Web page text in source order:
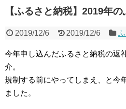
【ふるさと納税】2019年
2019/12/6 2019/12/6
今年申し込んだふるさと納税の返
介。
規制する前にやってしまえ、と今
ました。